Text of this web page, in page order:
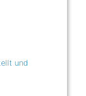
und